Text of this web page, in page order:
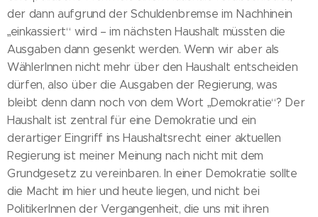
der dann aufgrund der Schuldenbremse im Nachhinein
„einkassiert“ wird – im nächsten Haushalt müssten die
Ausgaben dann gesenkt werden. Wenn wir aber als
WählerInnen nicht mehr über den Haushalt entscheiden
dürfen, also über die Ausgaben der Regierung, was
bleibt denn dann noch von dem Wort „Demokratie“? Der
Haushalt ist zentral für eine Demokratie und ein
derartiger Eingriff ins Haushaltsrecht einer aktuellen
Regierung ist meiner Meinung nach nicht mit dem
Grundgesetz zu vereinbaren. In einer Demokratie sollte
die Macht im hier und heute liegen, und nicht bei
PolitikerInnen der Vergangenheit, die uns mit ihren